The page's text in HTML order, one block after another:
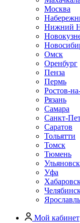
Москва
Нижний
Омск
Оренбург
Пенза
Пермь
Ростов-
Рязань
Самара
Санкт-
Саратов
Тольятти
Томск
Тюмень
Ульяновск
Уфа
Ярославль
Мой кабинет